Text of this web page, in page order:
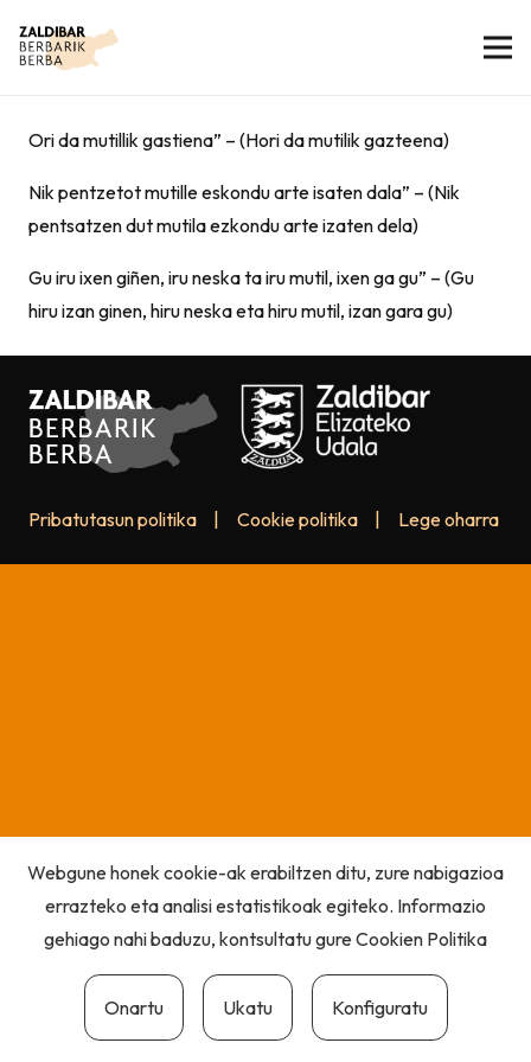
Ori da mutillik gastiena” – (Hori da mutilik gazteena)
Nik pentzetot mutille eskondu arte isaten dala” – (Nik
pentsatzen dut mutila ezkondu arte izaten dela)
Gu iru ixen giñen, iru neska ta iru mutil, ixen ga gu” – (Gu
hiru izan ginen, hiru neska eta hiru mutil, izan gara gu)
Pribatutasun politika Cookie politika Lege oharra
Webgune honek cookie-ak erabiltzen ditu, zure nabigazioa
errazteko eta analisi estatistikoak egiteko. Informazio
gehiago nahi baduzu, kontsultatu gureCookien Politika
Onartu Ukatu Konfiguratu